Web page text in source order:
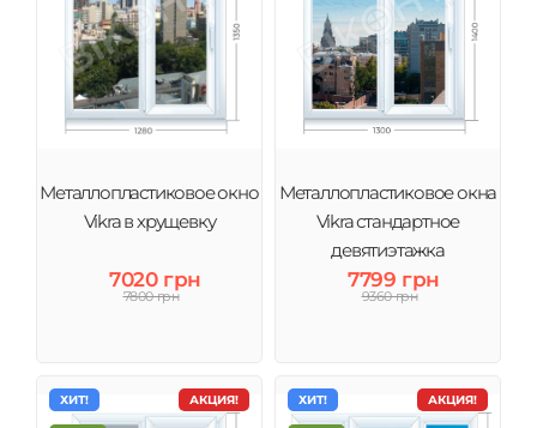
Металлопластиковое окно
Vikra в хрущевку
7020 грн
7800 грн
Металлопластиковое окна
Vikra стандартное
девятиэтажка
7799 грн
9360 грн
АКЦИЯ!
ХИТ! АКЦИЯ!
ХИТ!